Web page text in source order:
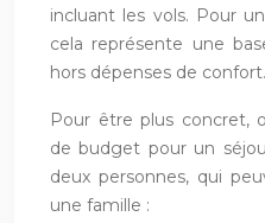
incluant les vols. Pour
cela représente une
hors dépenses de confort.
Pour être plus concret,
de budget pour un
deux personnes, qui
une famille :